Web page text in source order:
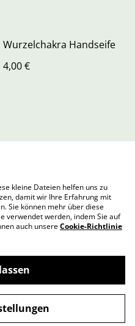
Wurzelchakra Handseife
4,00 €
Cookie Policy
powered by
kleine Dateien helfen uns zu
damit wir Ihre Erfahrung mit
Sie können mehr über diese
verwendet werden, indem Sie auf
auch unsereCookie-Richtlinie